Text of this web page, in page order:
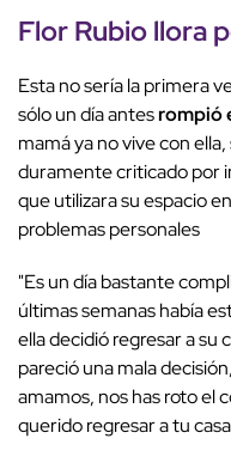
Flor Rubio llora
Esta no sería la primera
sólo un día antesrompió
mamá ya no vive con
duramente criticado por
que utilizara su espacio
problemas personales
"Es un día bastante
últimas semanas había
ella decidió regresar a su
pareció una mala
amamos, nos has roto el
querido regresar a tu